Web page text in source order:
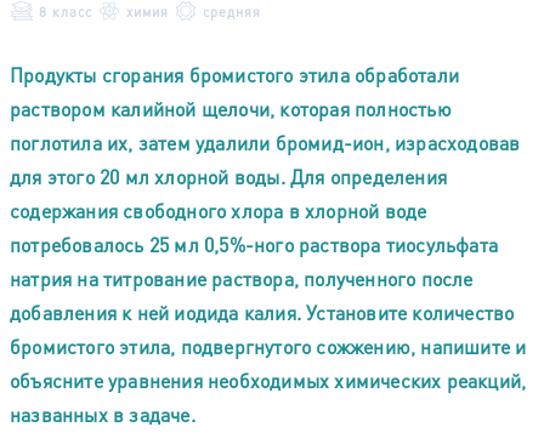
8 класс химия средняя
Продукты сгорания бромистого этила обработали
раствором калийной щелочи, которая полностью
поглотила их, затем удалили бромид-ион, израсходовав
для этого 20 мл хлорной воды. Для определения
содержания свободного хлора в хлорной воде
потребовалось 25 мл 0,5%-ного раствора тиосульфата
натрия на титрование раствора, полученного после
добавления к ней иодида калия. Установите количество
бромистого этила, подвергнутого сожжению, напишите и
объясните уравнения необходимых химических реакций,
названных в задаче.